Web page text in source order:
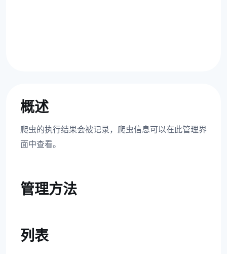
概述
爬虫的执行结果会被记录，爬虫信息可以在此管理界
面中查看。
管理方法
列表